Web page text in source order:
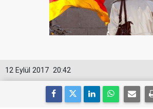
20:42
12 Eylül 2017